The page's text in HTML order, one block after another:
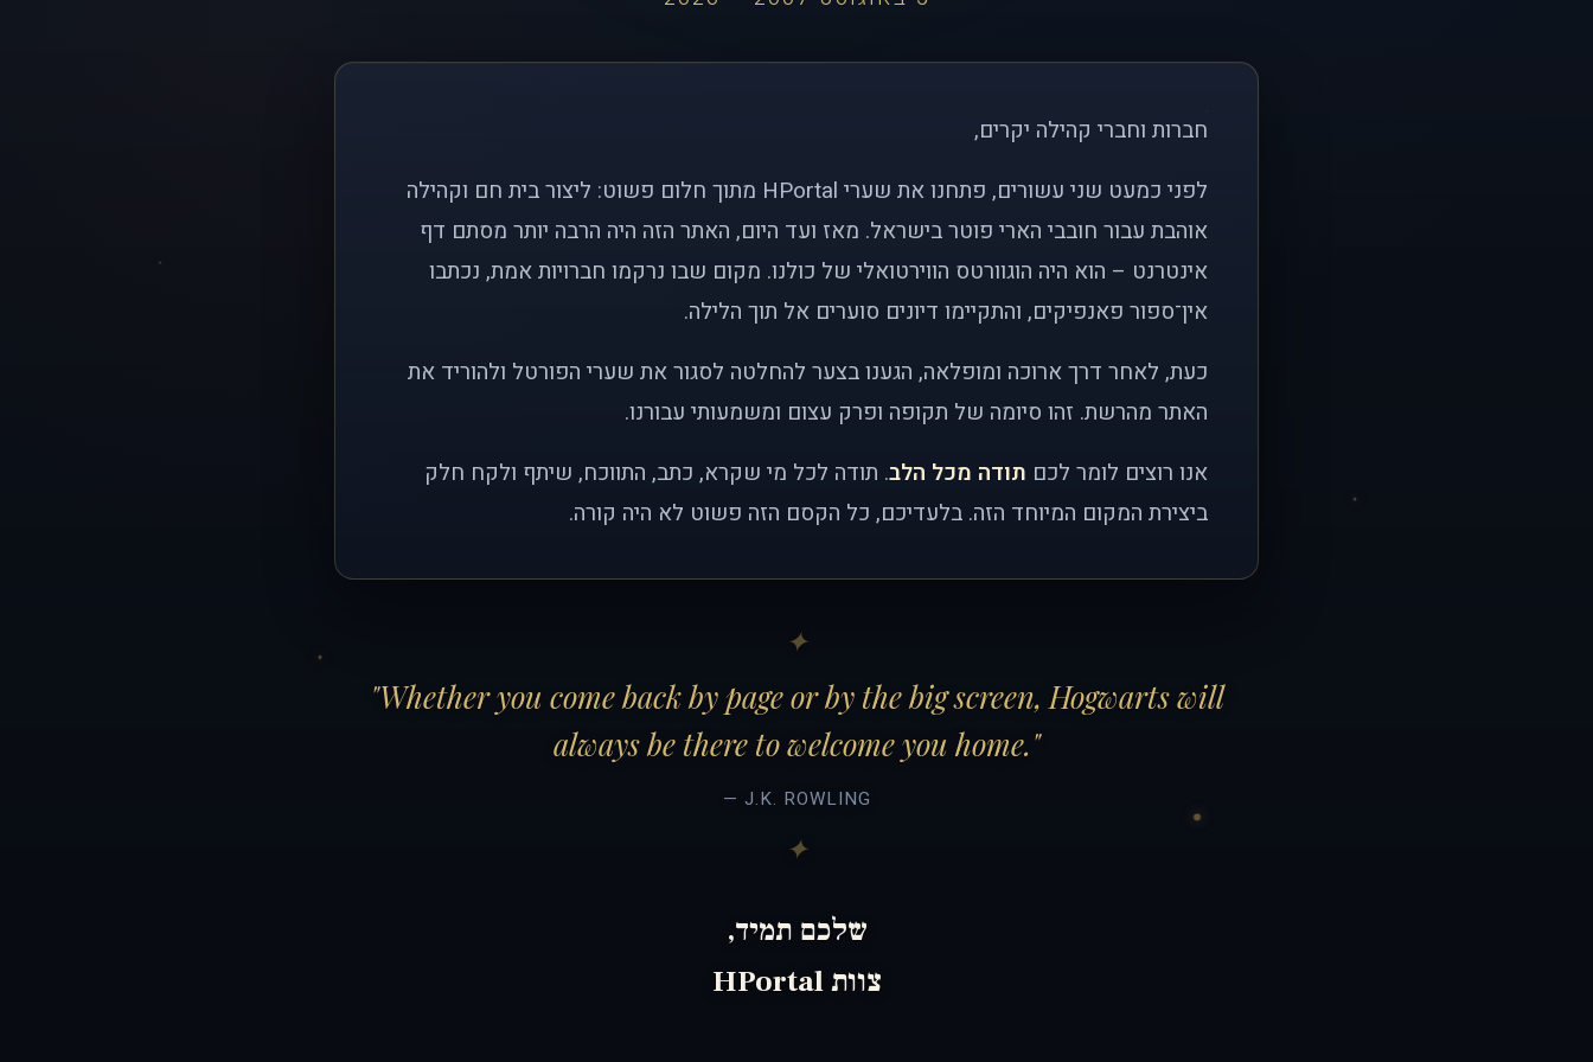
חברות וחברי קהילה יקרים,
לפני כמעט שני עשורים, פתחנו את שערי HPortal מתוך חלום פשוט: ליצור בית חם וקהילה
אוהבת עבור חובבי הארי פוטר בישראל. מאז ועד היום, האתר הזה היה הרבה יותר מסתם דף
אינטרנט – הוא היה הוגוורטס הווירטואלי של כולנו. מקום שבו נרקמו חברויות אמת, נכתבו
אין־ספור פאנפיקים, והתקיימו דיונים סוערים אל תוך הלילה.
כעת, לאחר דרך ארוכה ומופלאה, הגענו בצער להחלטה לסגור את שערי הפורטל ולהוריד את
האתר מהרשת. זהו סיומה של תקופה ופרק עצום ומשמעותי עבורנו.
אנו רוצים לומר לכם תודה מכל הלב. תודה לכל מי שקרא, כתב, התווכח, שיתף ולקח חלק
ביצירת המקום המיוחד הזה. בלעדיכם, כל הקסם הזה פשוט לא היה קורה.
"Whether you come back by page or by the big screen, Hogwarts will
always be there to welcome you home."
— J.K. ROWLING
שלכם תמיד,
צוות HPortal